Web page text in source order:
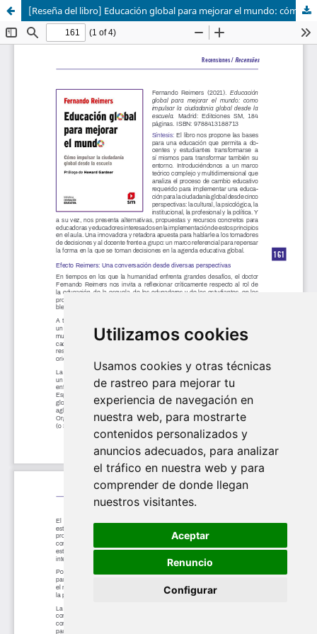
Utilizamos cookies
Usamos cookies y otras técnicas
de rastreo para mejorar tu
experiencia de navegación en
nuestra web, para mostrarte
contenidos personalizados y
anuncios adecuados, para analizar
el tráfico en nuestra web y para
comprender de donde llegan
nuestros visitantes.
Aceptar
Renuncio
Configurar
[Reseña del libro] Educación global para mejorar el mundo: cómo impulsar la ciudadanía global desde la Escuela